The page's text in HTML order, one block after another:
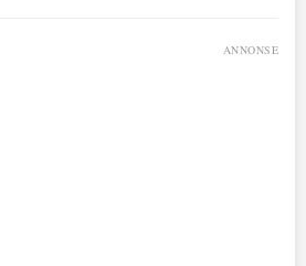
ANNONSE